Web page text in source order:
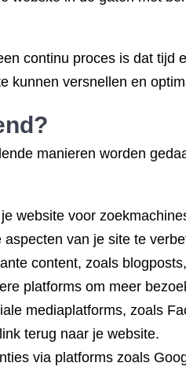
continu proces is dat
kunnen versnellen en
manieren worden
website voor
van je site te
content, zoals
platforms om meer
mediaplatforms, zoals
terug naar je website.
via platforms zoals